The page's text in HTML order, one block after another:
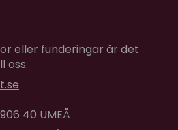
eller funderingar är det
oss.
40 UMEÅ